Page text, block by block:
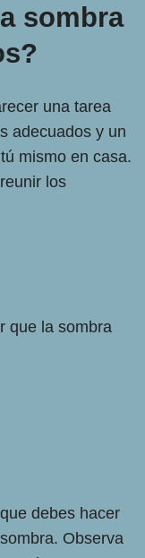
sombra
una tarea
adecuados y un
mismo en casa.
los
que la sombra
debes hacer
Observa